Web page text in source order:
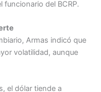
funcionario del BCRP.
Armas indicó que
volatilidad, aunque
el dólar tiende a